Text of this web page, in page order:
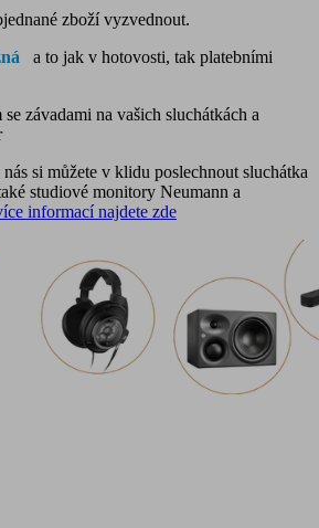
zboží vyzvednout.
a to jak v hotovosti, tak platebními
závadami na vašich sluchátkách a
nás si můžete v klidu poslechnout sluchátka
studiové monitory Neumann a
informací najdete zde